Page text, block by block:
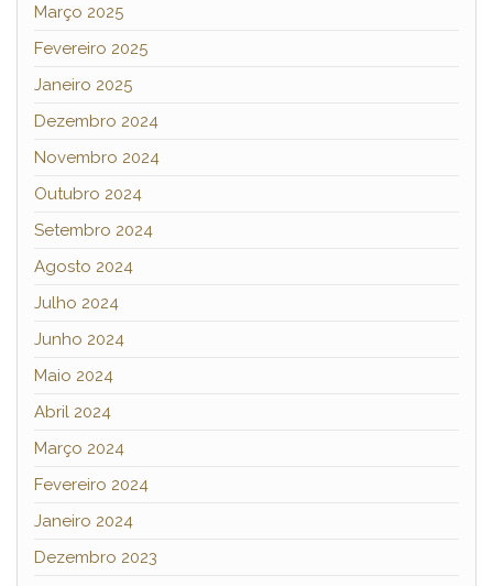
Março 2025
Fevereiro 2025
Janeiro 2025
Dezembro 2024
Novembro 2024
Outubro 2024
Setembro 2024
Agosto 2024
Julho 2024
Junho 2024
Maio 2024
Abril 2024
Março 2024
Fevereiro 2024
Janeiro 2024
Dezembro 2023